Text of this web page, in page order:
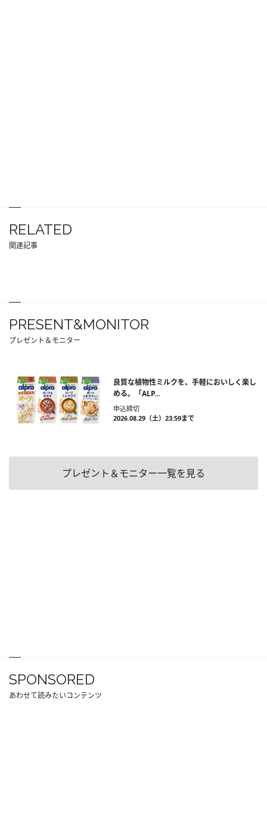
RELATED
関連記事
PRESENT&MONITOR
プレゼント＆モニター
良質な植物性ミルクを、手軽においしく楽し
める。「ALP...
申込締切
2026.08.29（土）23:59まで
プレゼント＆モニター一覧を見る
SPONSORED
あわせて読みたいコンテンツ